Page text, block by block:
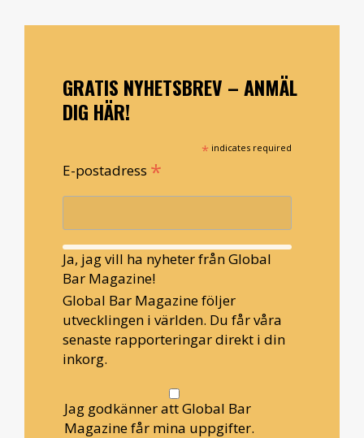
GRATIS NYHETSBREV – ANMÄL
DIG HÄR!
* indicates required
E-postadress *
Ja, jag vill ha nyheter från Global
Bar Magazine!
Global Bar Magazine följer
utvecklingen i världen. Du får våra
senaste rapporteringar direkt i din
inkorg.
Jag godkänner att Global Bar
Magazine får mina uppgifter.